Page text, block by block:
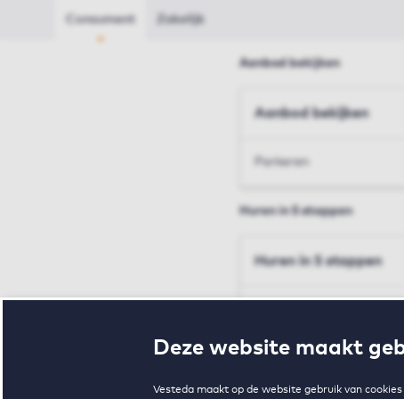
Deze website maakt
Vesteda maakt op de website gebruik van
Consument Zakelijk
Aanbod bekijken
Aanbod bekijken
Parkeren
Huren in 5 stappen
Huren in 5 stappen
Voorwaarden en